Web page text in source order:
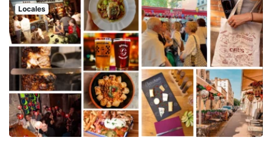
Locales